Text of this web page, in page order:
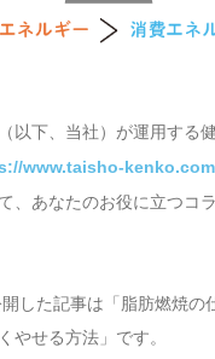
以下、当社）が運用する
www.taisho-kenko.com
、あなたのお役に立つコ
した記事は「脂肪燃焼の
やせる方法」です。